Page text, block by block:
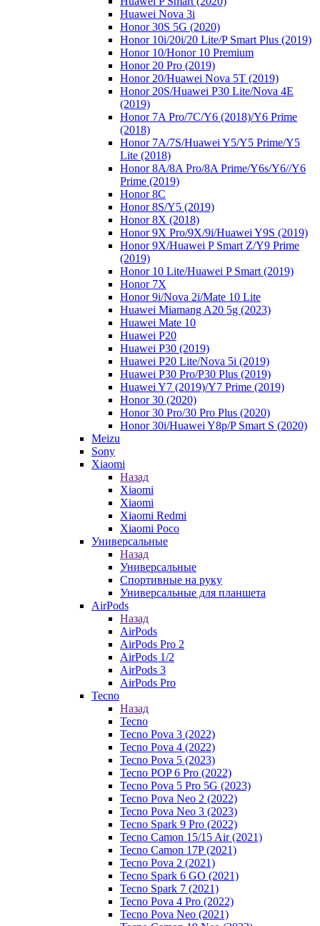
Huawei Nova 3i
Honor 30S 5G (2020)
Honor 10i/20i/20 Lite/P Smart Plus (2019)
Honor 10/Honor 10 Premium
Honor 20 Pro (2019)
Honor 20/Huawei Nova 5T (2019)
Honor 20S/Huawei P30 Lite/Nova 4E
(2019)
Honor 7A Pro/7C/Y6 (2018)/Y6 Prime
(2018)
Honor 7A/7S/Huawei Y5/Y5 Prime/Y5
Lite (2018)
Honor 8A/8A Pro/8A Prime/Y6s/Y6//Y6
Prime (2019)
Honor 8C
Honor 8S/Y5 (2019)
Honor 8X (2018)
Honor 9X Pro/9X/9i/Huawei Y9S (2019)
Honor 9X/Huawei P Smart Z/Y9 Prime
(2019)
Honor 10 Lite/Huawei P Smart (2019)
Honor 7X
Honor 9i/Nova 2i/Mate 10 Lite
Huawei Miamang A20 5g (2023)
Huawei Mate 10
Huawei P20
Huawei P30 (2019)
Huawei P20 Lite/Nova 5i (2019)
Huawei P30 Pro/P30 Plus (2019)
Huawei Y7 (2019)/Y7 Prime (2019)
Honor 30 (2020)
Honor 30 Pro/30 Pro Plus (2020)
Honor 30i/Huawei Y8p/P Smart S (2020)
Meizu
Sony
Xiaomi
Назад
Xiaomi
Xiaomi
Xiaomi Redmi
Xiaomi Poco
Универсальные
Назад
Универсальные
Спортивные на руку
Универсальные для планшета
AirPods
Назад
AirPods
AirPods Pro 2
AirPods 1/2
AirPods 3
AirPods Pro
Tecno
Назад
Tecno
Tecno Pova 3 (2022)
Tecno Pova 4 (2022)
Tecno Pova 5 (2023)
Tecno POP 6 Pro (2022)
Tecno Pova 5 Pro 5G (2023)
Tecno Pova Neo 2 (2022)
Tecno Pova Neo 3 (2023)
Tecno Spark 9 Pro (2022)
Tecno Camon 15/15 Air (2021)
Tecno Camon 17P (2021)
Tecno Pova 2 (2021)
Tecno Spark 6 GO (2021)
Tecno Spark 7 (2021)
Tecno Pova 4 Pro (2022)
Tecno Pova Neo (2021)